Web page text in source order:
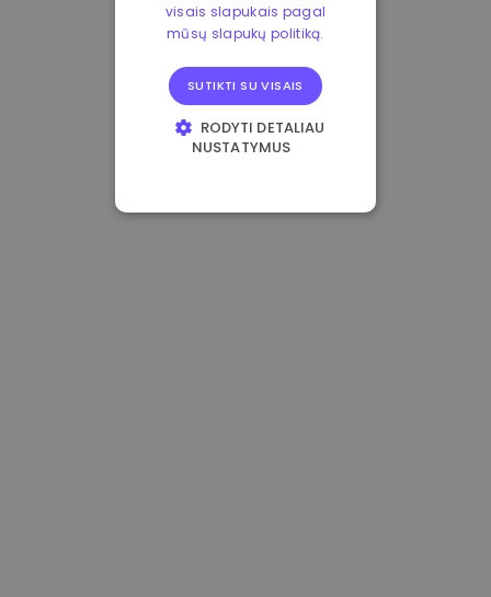
visais slapukais pagal
mūsų slapukų politiką.
SUTIKTI SU VISAIS
RODYTI DETALIAU
NUSTATYMUS